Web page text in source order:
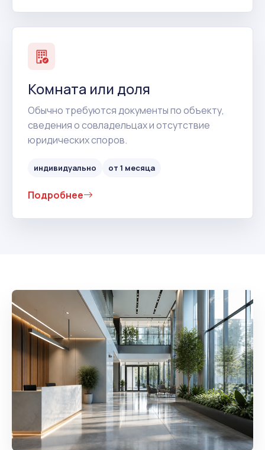
Комната или доля
Обычно требуются документы по объекту,
сведения о совладельцах и отсутствие
юридических споров.
индивидуально от 1 месяца
Подробнее